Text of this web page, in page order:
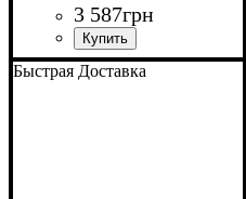
3 587грн
Быстрая Доставка